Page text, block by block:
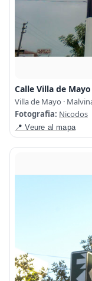
Calle Villa de Mayo
Villa de Mayo ·
Fotografia: Nicodos
📍 Veure al mapa